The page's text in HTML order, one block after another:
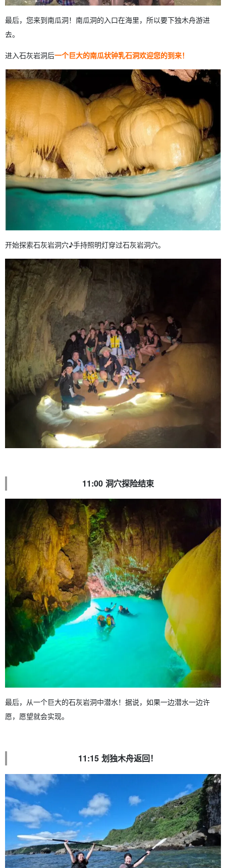
最后，您来到南瓜洞！南瓜洞的入口在海里，所以要下独木舟游进
去。
进入石灰岩洞后一个巨大的南瓜状钟乳石洞欢迎您的到来！
开始探索石灰岩洞穴♪手持照明灯穿过石灰岩洞穴。
11:00 洞穴探险结束
最后，从一个巨大的石灰岩洞中潜水！据说，如果一边潜水一边许
愿，愿望就会实现。
11:15 划独木舟返回！